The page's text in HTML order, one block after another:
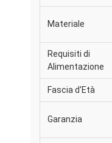
Materiale
Requisiti di
Alimentazione
Fascia d'Età
Garanzia